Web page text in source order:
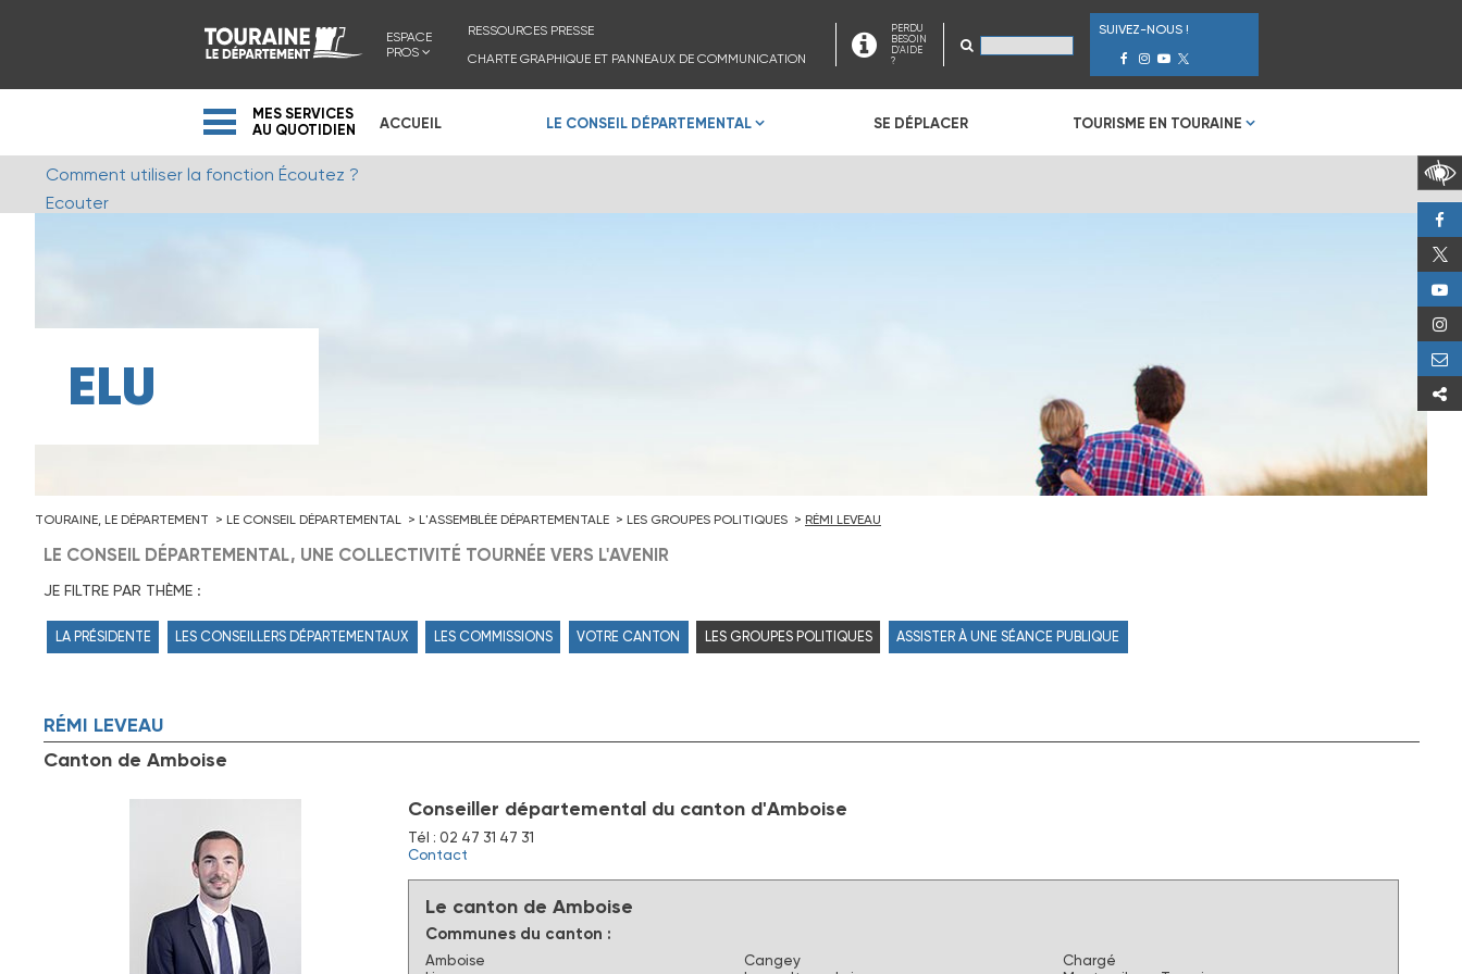
ESPACE
PROS
RESSOURCES PRESSE
CHARTE GRAPHIQUE ET PANNEAUX DE COMMUNICATION
PERDU
BESOIN
D'AIDE
?
SUIVEZ-NOUS !
MES SERVICES
AU QUOTIDIEN
ACCUEIL LE CONSEIL DÉPARTEMENTAL SE DÉPLACER TOURISME EN TOURAINE
Comment utiliser la fonction Écoutez ?
Ecouter
ELU
TOURAINE, LE DÉPARTEMENT LE CONSEIL DÉPARTEMENTAL L'ASSEMBLÉE DÉPARTEMENTALE LES GROUPES POLITIQUES RÉMI LEVEAU
LE CONSEIL DÉPARTEMENTAL, UNE COLLECTIVITÉ TOURNÉE VERS L'AVENIR
JE FILTRE PAR THÈME :
LA PRÉSIDENTE LES CONSEILLERS DÉPARTEMENTAUX LES COMMISSIONS VOTRE CANTON LES GROUPES POLITIQUES ASSISTER À UNE SÉANCE PUBLIQUE
RÉMI LEVEAU
Canton de Amboise
Conseiller départemental du canton d'Amboise
Tél : 02 47 31 47 31
Contact
Le canton de Amboise
Communes du canton :
Amboise Cangey
Chargé